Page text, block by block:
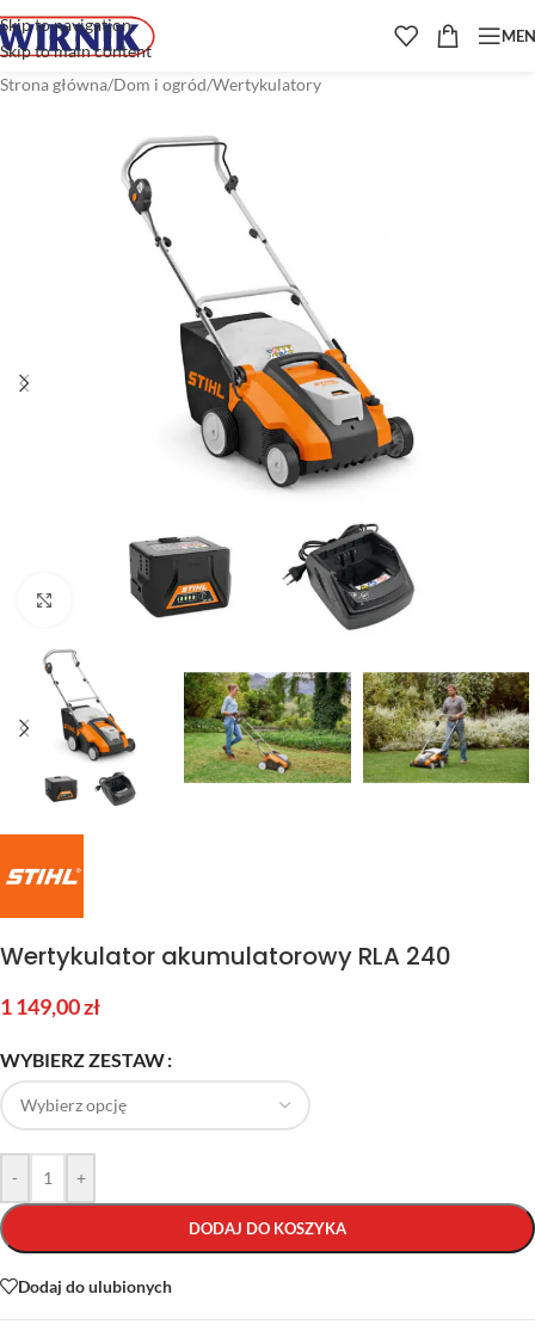
Skip to navigation
Skip to main content
Strona główna/Dom i ogród/Wertykulatory
Kliknij aby powiększyć
Wertykulator akumulatorowy RLA 240
1 149,00zł
WYBIERZ ZESTAW
- +
DODAJ DO KOSZYKA
Dodaj do ulubionych